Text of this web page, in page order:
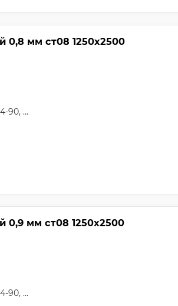
0,8 мм ст08 1250х2500
19904-90, ГОСТ 9045-93, ГОСТ 11268-76, ГОСТ 16523-97, ТУ 14-1-4118-2004
0,9 мм ст08 1250х2500
19904-90, ГОСТ 9045-93, ГОСТ 11268-76, ГОСТ 16523-97, ТУ 14-1-4118-2004